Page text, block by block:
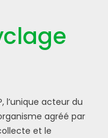
l’unique acteur du
agréé par
et le